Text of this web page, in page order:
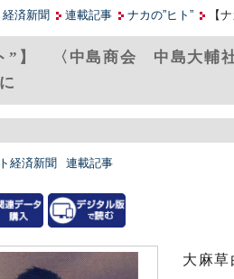
経済新聞 連載記事 ナカの”ヒト” 【
”】 〈中島商会 中島大輔
経済新聞 連載記事
大麻草